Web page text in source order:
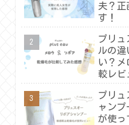
夫？正
す！
プリュ
ルの違
い？メ
較レビ
プリュ
ャンプ
が使っ